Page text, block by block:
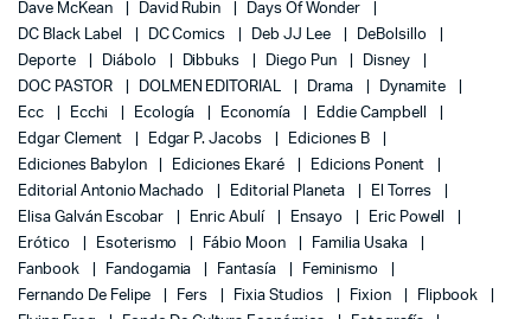
Dave McKean
David Rubin
Days Of Wonder
DC Black Label
DC Comics Deb JJ Lee
DeBolsillo
Deporte
Diábolo Dibbuks Diego Pun
Disney
DOC PASTOR
DOLMEN EDITORIAL Drama
Dynamite
Ecc
Ecchi Ecología Economía
Eddie Campbell
Edgar Clement
Edgar P. Jacobs
Ediciones B
Ediciones Babylon
Ediciones Ekaré
Edicions Ponent
Editorial Antonio Machado
Editorial Planeta
El Torres
Elisa Galván Escobar
Enric Abulí Ensayo
Eric Powell
Erótico
Esoterismo Fábio Moon
Familia Usaka
Fanbook
Fandogamia Fantasía
Feminismo
Fernando De Felipe
Fers Fixia Studios Fixion
Flipbook